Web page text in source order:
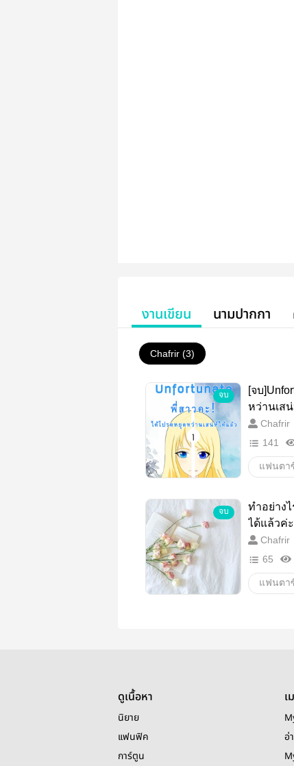
งานเขียน นามปากกา
Chafrir (3)
จบ
[จบ
หว่านเส
Chafrir
141
แฟนตา
จบ
ทำอย่าง
ได้แล้วค่
Chafrir
65
แฟนตา
ดูเนื้อหา
นิยาย
แฟนฟิค
การ์ตูน
เ
อ่